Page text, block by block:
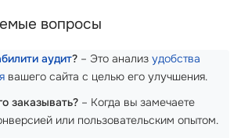
вопросы
аудит? – Это анализ удобства
вашего сайта с целью его улучшения.
заказывать? – Когда вы замечаете
или пользовательским опытом.